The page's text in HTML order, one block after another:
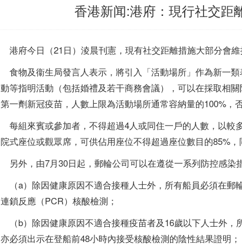
香港新闻:港府：現行社交距
港府今日（21日）淩晨刊憲，現有社交距離措施大部分會
食物及衞生局發言人表示，將引入「活動場所」作為新一
動等指明活動（包括婚禮及若干商務會議），可以在採取相
第一劑新冠疫苗，人數上限為活動場所通常容納量的100%，
每組來賓或參加者，不得超過4人或同住一戶的人數，以較
院式座位或觀眾席，可供佔用座位不得超過座位數目的85%
另外，由7月30日起，郵輪公司可以在遵從一系列防控感染
（a）除因健康原因不適合接種人士外，所有船員必須在郵
連鎖反應（PCR）核酸檢測；
（b）除因健康原因不適合接種疫苗者及16歲以下人士外
亦必須出示在登船前48小時內接受核酸檢測的陰性結果證明；